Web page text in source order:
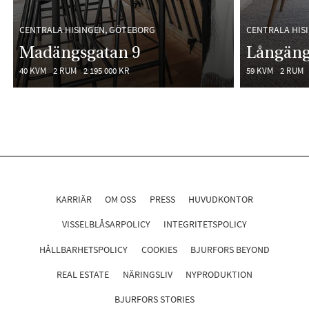
CENTRALA HISINGEN, GÖTEBORG
Madängsgatan 9
40 KVM 2 RUM 2 195 000 KR
CENTRALA
59 KVM 2 RUM
KARRIÄR OM OSS PRESS HUVUDKONTOR
VISSELBLÅSARPOLICY INTEGRITETSPOLICY
HÅLLBARHETSPOLICY COOKIES BJURFORS BEYOND
REAL ESTATE NÄRINGSLIV NYPRODUKTION
BJURFORS STORIES